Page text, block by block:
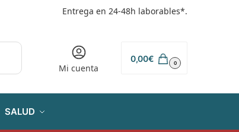
Entrega en 24-48h laborables*.
Mi cuenta
0,00€ 0
SALUD